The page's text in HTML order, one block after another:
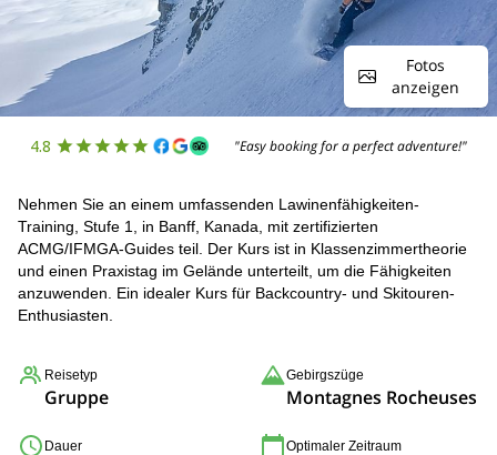
Fotos
anzeigen
4.8 "Easy booking for a perfect adventure!"
Nehmen Sie an einem umfassenden Lawinenfähigkeiten-
Training, Stufe 1, in Banff, Kanada, mit zertifizierten
ACMG/IFMGA-Guides teil. Der Kurs ist in Klassenzimmertheorie
und einen Praxistag im Gelände unterteilt, um die Fähigkeiten
anzuwenden. Ein idealer Kurs für Backcountry- und Skitouren-
Enthusiasten.
Reisetyp
Gruppe
Gebirgszüge
Montagnes Rocheuses
Dauer Optimaler Zeitraum